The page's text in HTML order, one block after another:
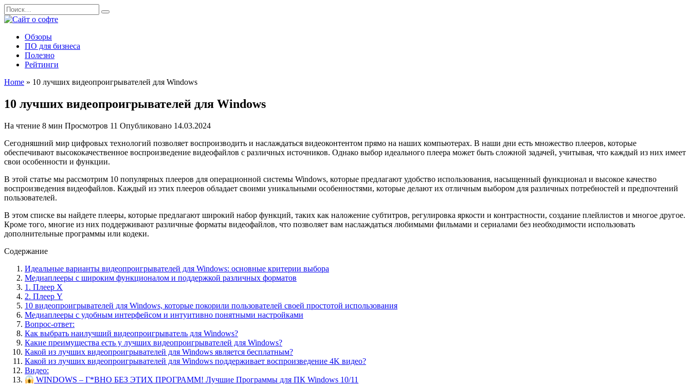
Перейти
к
содержанию
Search
for:
Обзоры
ПО для бизнеса
Полезно
Рейтинги
Home » 10 лучших видеопроигрывателей для Windows
10 лучших видеопроигрывателей для Windows
На чтение 8 мин Просмотров 11 Опубликовано 14.03.2024
Сегодняшний мир цифровых технологий позволяет воспроизводить и наслаждаться видеоконтентом прямо на наших компьютерах. В наши дни есть множество плееров, которые
обеспечивают высококачественное воспроизведение видеофайлов с различных источников. Однако выбор идеального плеера может быть сложной задачей, учитывая, что каждый из них имеет
свои особенности и функции.
В этой статье мы рассмотрим 10 популярных плееров для операционной системы Windows, которые предлагают удобство использования, насыщенный функционал и высокое качество
воспроизведения видеофайлов. Каждый из этих плееров обладает своими уникальными особенностями, которые делают их отличным выбором для различных потребностей и предпочтений
пользователей.
В этом списке вы найдете плееры, которые предлагают широкий набор функций, таких как наложение субтитров, регулировка яркости и контрастности, создание плейлистов и многое другое.
Кроме того, многие из них поддерживают различные форматы видеофайлов, что позволяет вам наслаждаться любимыми фильмами и сериалами без необходимости использовать
дополнительные программы или кодеки.
Содержание
Идеальные варианты видеопроигрывателей для Windows: основные критерии выбора
Медиаплееры с широким функционалом и поддержкой различных форматов
1. Плеер X
2. Плеер Y
10 видеопроигрывателей для Windows, которые покорили пользователей своей простотой использования
Медиаплееры с удобным интерфейсом и интуитивно понятными настройками
Вопрос-ответ:
Как выбрать наилучший видеопроигрыватель для Windows?
Какие преимущества есть у лучших видеопроигрывателей для Windows?
Какой из лучших видеопроигрывателей для Windows является бесплатным?
Какой из лучших видеопроигрывателей для Windows поддерживает воспроизведение 4K видео?
Видео:
WINDOWS – Г*ВНО БЕЗ ЭТИХ ПРОГРАММ! Лучшие Программы для ПК Windows 10/11